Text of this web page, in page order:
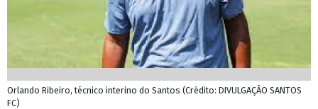
Orlando Ribeiro, técnico interino do Santos (Crédito: DIVULGAÇÃO SANTOS
FC)